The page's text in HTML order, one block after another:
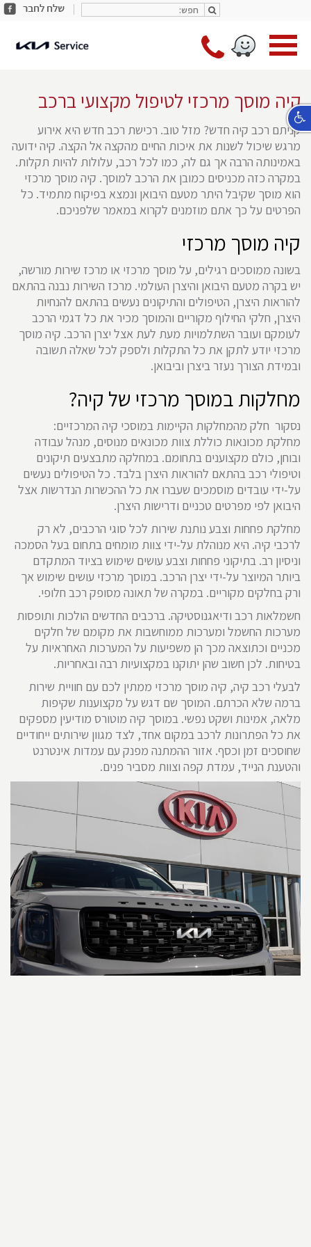
חפש:
חפש:
share
*9787
קיה מוסך מרכזי לטיפול מקצועי ברכב
קניתם רכב קיה חדש? מזל טוב. רכישת רכב חדש היא אירוע
מרגש שיכול לשנות את איכות החיים מהקצה אל הקצה. קיה ידועה
באמינותה הרבה אך גם לה, כמו לכל רכב, עלולות להיות תקלות.
במקרה כזה מכניסים כמובן את הרכב למוסך. קיה מוסך מרכזי
הוא מוסך שקיבל היתר מטעם היבואן ונמצא בפיקוח מתמיד. כל
הפרטים על כך אתם מוזמנים לקרוא במאמר שלפניכם.
קיה מוסך מרכזי
בשונה ממוסכים רגילים, על מוסך מרכזי או מרכז שירות מורשה,
יש בקרה מטעם היבואן והיצרן העולמי. מרכז השירות נבנה בהתאם
להוראות היצרן, הטיפולים והתיקונים נעשים בהתאם להנחיות
היצרן, חלקי החילוף מקוריים והמוסך מכיר את כל דגמי הרכב
לעומקם ועובר השתלמויות מעת לעת אצל יצרן הרכב. קיה מוסך
מרכזי יודע לתקן את כל התקלות ולספק לכל שאלה תשובה
ובמידת הצורך נעזר ביצרן וביבואן.
מחלקות במוסך מרכזי של קיה?
נסקור חלק מהמחלקות הקיימות במוסכי קיה המרכזיים:
מחלקת מכונאות כוללת צוות מכונאים מנוסים, מנהל עבודה
ובוחן, כולם מקצוענים בתחומם. במחלקה מתבצעים תיקונים
וטיפולי רכב בהתאם להוראות היצרן בלבד. כל הטיפולים נעשים
על-ידי עובדים מוסמכים שעברו את כל ההכשרות הנדרשות אצל
היבואן לפי מפרטים טכניים ודרישות היצרן.
מחלקת פחחות וצבע נותנת שירות לכל סוגי הרכבים, לא רק
לרכבי קיה. היא מנוהלת על-ידי צוות מומחים בתחום בעל הסמכה
וניסיון רב. בתיקוני פחחות וצבע עושים שימוש בציוד המתקדם
ביותר המיוצר על-ידי יצרן הרכב. במוסך מרכזי עושים שימוש אך
ורק בחלקים מקוריים. במקרה של תאונה מסופק רכב חלופי.
חשמלאות רכב ודיאגנוסטיקה. ברכבים החדשים הולכות ותופסות
מערכות החשמל ומערכות ממוחשבות את מקומם של חלקים
מכניים וכתוצאה מכך הן משפיעות על המערכות האחראיות על
בטיחות. לכן חשוב שהן יתוקנו במקצועיות רבה ובאחריות.
לבעלי רכב קיה, קיה מוסך מרכזי ממתין לכם עם חוויית שירות
ברמה שלא הכרתם. המוסך שם דגש על מקצוענות שקיפות
מלאה, אמינות ושקט נפשי. במוסך קיה מוטורס מודיעין מספקים
את כל הפתרונות לרכב במקום אחד, לצד מגוון שירותים ייחודיים
שחוסכים זמן וכסף. אזור ההמתנה מפנק עם עמדות אינטרנט
והטענת הנייד, עמדת קפה וצוות מסביר פנים.